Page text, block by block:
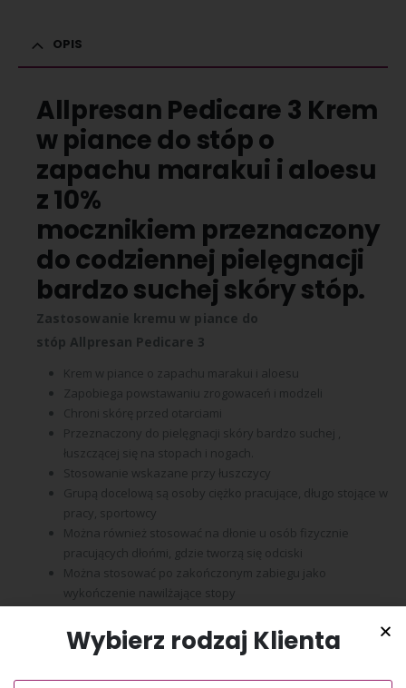
OPIS
Allpresan Pedicare 3 Krem
w piance do stóp o
zapachu marakui i aloesu
z 10%
mocznikiem przeznaczony
do codziennej pielęgnacji
bardzo suchej skóry stóp.
Zastosowanie kremu w piance do
stóp Allpresan Pedicare 3
Krem w piance o zapachu marakui i aloesu
Zapobiega powstawaniu zrogowaceń i modzeli
Chroni skórę przed otarciami
Przeznaczony do pielęgnacji skóry bardzo suchej ,
łuszczącej się na stopach i nogach.
Stosowanie wskazane przy łuszczycy
Grupą docelową są osoby ciężko pracujące, długo stojące w
pracy, sportowcy
Można również stosować na dłonie u osób fizycznie
pracujących dłońmi, gdzie tworzą się odciski
Można stosować po zakończonym zabiegu jako
wykończenie nawilżające stopy
WIĘCEJ KOSMETYKÓW ALLPRESAN ZNAJDZIESZ
TU
Wybierz rodzaj Klienta